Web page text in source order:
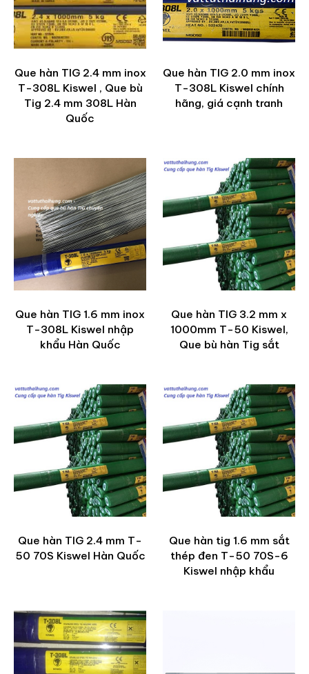
Que hàn TIG 2.4 mm inox
T-308L Kiswel , Que bù
Tig 2.4 mm 308L Hàn
Quốc
Que hàn TIG 2.0 mm inox
T-308L Kiswel chính
hãng, giá cạnh tranh
Que hàn TIG 1.6 mm inox
T-308L Kiswel nhập
khẩu Hàn Quốc
Que hàn TIG 3.2 mm x
1000mm T-50 Kiswel,
Que bù hàn Tig sắt
Que hàn TIG 2.4 mm T-
50 70S Kiswel Hàn Quốc
Que hàn tig 1.6 mm sắt
thép đen T-50 70S-6
Kiswel nhập khẩu